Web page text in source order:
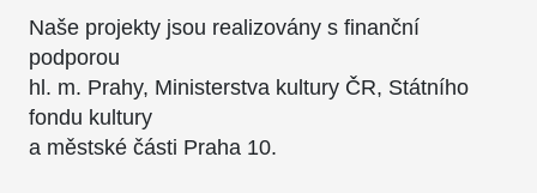
Naše projekty jsou realizovány s finanční
podporou
hl. m. Prahy, Ministerstva kultury ČR, Státního
fondu kultury
a městské části Praha 10.